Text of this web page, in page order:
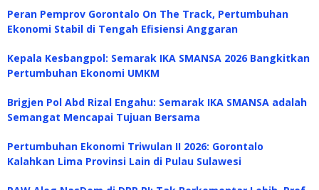
Peran Pemprov Gorontalo On The Track, Pertumbuhan
Ekonomi Stabil di Tengah Efisiensi Anggaran
Kepala Kesbangpol: Semarak IKA SMANSA 2026 Bangkitkan
Pertumbuhan Ekonomi UMKM
Brigjen Pol Abd Rizal Engahu: Semarak IKA SMANSA adalah
Semangat Mencapai Tujuan Bersama
Pertumbuhan Ekonomi Triwulan II 2026: Gorontalo
Kalahkan Lima Provinsi Lain di Pulau Sulawesi